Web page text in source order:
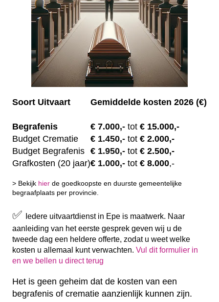
Soort Uitvaart Gemiddelde kosten 2026 (€)
Begrafenis € 7.000,- tot € 15.000,-
Budget Crematie
€ 1.450,- tot € 2.000,-
Budget Begrafenis € 1.950,- tot € 2.500,-
Grafkosten (20 jaar)€ 1.000,- tot € 8.000,-
> Bekijk hier de goedkoopste en duurste gemeentelijke
begraafplaats per provincie.
✅
Iedere uitvaartdienst in Epe is maatwerk. Naar
aanleiding van het eerste gesprek geven wij u de
tweede dag een heldere offerte, zodat u weet welke
kosten u allemaal kunt verwachten. Vul dit formulier in
en we bellen u direct terug
Het is geen geheim dat de kosten van een
begrafenis of crematie aanzienlijk kunnen zijn.